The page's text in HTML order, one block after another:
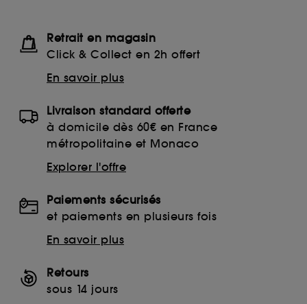
Retrait en magasin
Click & Collect en 2h offert
En savoir plus
Livraison standard offerte
à domicile dès 60€ en France
métropolitaine et Monaco
Explorer l'offre
Paiements sécurisés
et paiements en plusieurs fois
En savoir plus
Retours
sous 14 jours